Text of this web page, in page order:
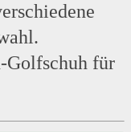
Golfschuh für